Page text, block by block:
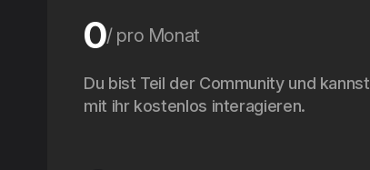
0 pro Monat
0 pro Jahr
Du bist Teil der Community und kannst
mit ihr kostenlos interagieren.